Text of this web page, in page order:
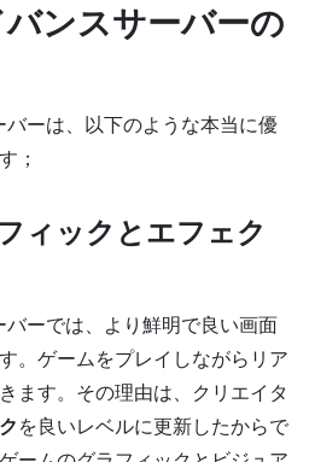
ンスサーバーの
ーは、以下のような本当に優
；
ィックとエフェク
ーでは、より鮮明で良い画面
。ゲームをプレイしながらリア
ます。その理由は、クリエイタ
を良いレベルに更新したからで